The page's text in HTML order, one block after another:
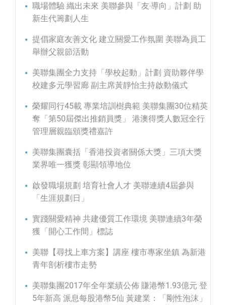
職場體驗 織出未來 美聯參與「友‧導向」計劃 助
新生代籌劃人生
提倡家庭友善文化 建立關愛工作氛圍 美聯為員工
舉辦父親節活動
美聯集團全力支持「學校起動」計劃 資助夥伴學
校建多元學習廊 副主席黃靜怡主持啟動儀式
榮耀同行45載 專業培訓樹典範 美聯集團30位精英
奪「第50屆傑出推銷員獎」 港澳得獎人數冠全行
管理層親臨頒獎禮嘉許
美聯集團囊括「香港投資者關係大獎」三項大獎
業界唯一獲獎 彰顯領導地位
啟發職場規劃 培育社會人才 美聯連續4屆參與
「生涯規劃日」
實踐關愛精神 共建優質工作環境 美聯連續3年榮
獲「開心工作間」標誌
美聯【尋找上車方案】講座 樓市專家坐鎮 為新港
青年剖析樓市走勢
美聯集團2017年全年業績公佈 賺港幣1.93億元 登
5年新高 派息每股港幣5仙 黃建業：「剛性泡沫」